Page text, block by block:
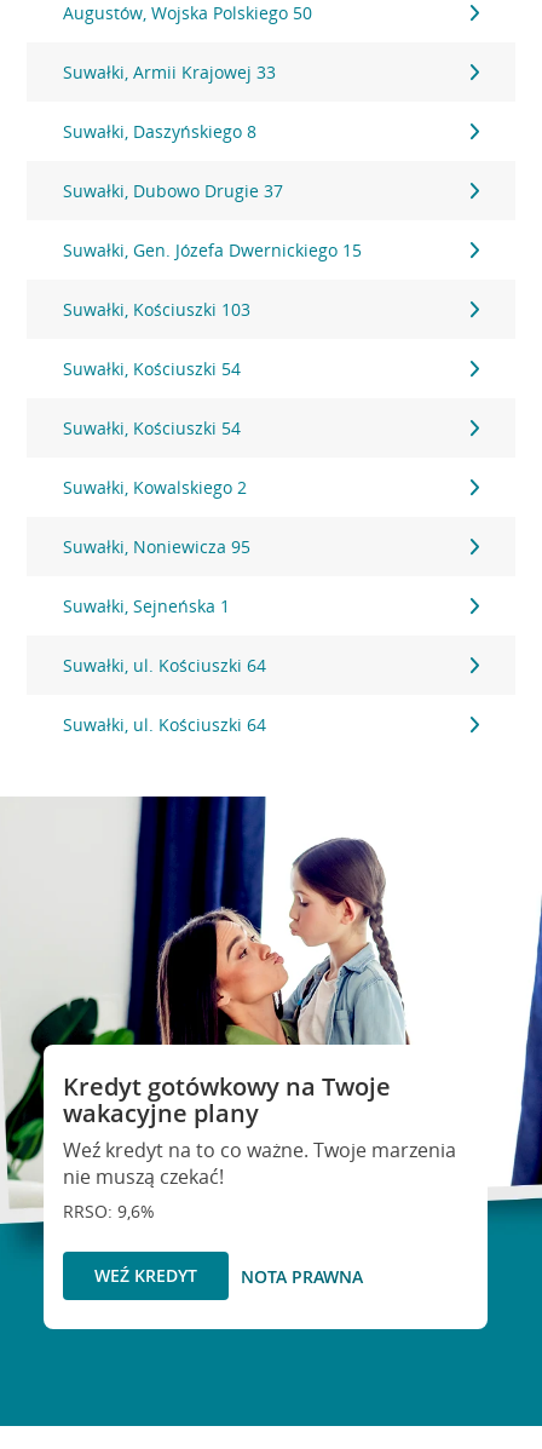
Augustów, Wojska Polskiego 50
Suwałki, Armii Krajowej 33
Suwałki, Daszyńskiego 8
Suwałki, Dubowo Drugie 37
Suwałki, Gen. Józefa Dwernickiego 15
Suwałki, Kościuszki 103
Suwałki, Kościuszki 54
Suwałki, Kościuszki 54
Suwałki, Kowalskiego 2
Suwałki, Noniewicza 95
Suwałki, Sejneńska 1
Suwałki, ul. Kościuszki 64
Suwałki, ul. Kościuszki 64
Kredyt gotówkowy na Twoje
wakacyjne plany
Weź kredyt na to co ważne. Twoje marzenia
nie muszą czekać!
RRSO: 9,6%
WEŹ KREDYT NOTA PRAWNA